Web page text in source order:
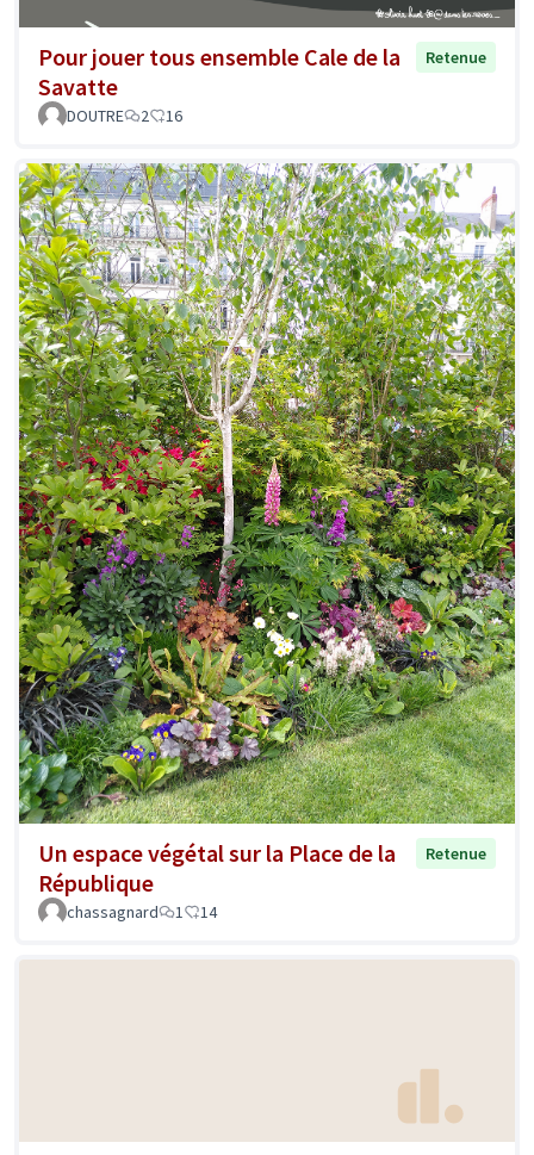
Pour jouer tous ensemble Cale de la
Savatte
Retenue
DOUTRE 2 16
Un espace végétal sur la Place de la
République
Retenue
chassagnard 1 14